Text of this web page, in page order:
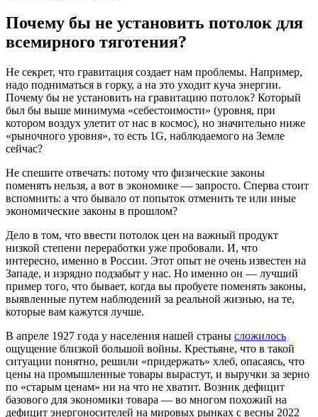
Почему бы не установить потолок для
всемирного тяготения?
Не секрет, что гравитация создает нам проблемы. Например,
надо подниматься в горку, а на это уходит куча энергии.
Почему бы не установить на гравитацию потолок? Который
был бы выше минимума «себестоимости» (уровня, при
котором воздух улетит от нас в космос), но значительно ниже
«рыночного уровня», то есть 1G, наблюдаемого на Земле
сейчас?
Не спешите отвечать: потому что физические законы
поменять нельзя, а вот в экономике — запросто. Сперва стоит
вспомнить: а что бывало от попыток отменить те или иные
экономические законы в прошлом?
Дело в том, что ввести потолок цен на важный продукт
низкой степени переработки уже пробовали. И, что
интересно, именно в России. Этот опыт не очень известен на
Западе, и изрядно подзабыт у нас. Но именно он — лучший
пример того, что бывает, когда вы пробуете поменять законы,
выявленные путем наблюдений за реальной жизнью, на те,
которые вам кажутся лучше.
В апреле 1927 года у населения нашей страны сложилось
ощущение близкой большой войны. Крестьяне, что в такой
ситуации понятно, решили «придержать» хлеб, опасаясь, что
цены на промышленные товары вырастут, и выручки за зерно
по «старым ценам» ни на что не хватит. Возник дефицит
базового для экономики товара — во многом похожий на
дефицит энергоносителей на мировых рынках с весны 2022